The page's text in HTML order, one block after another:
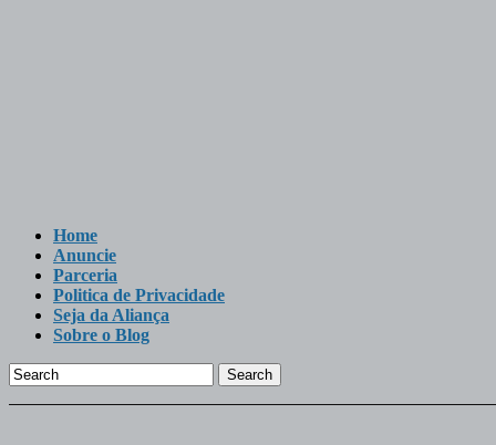
Home
Anuncie
Parceria
Politica de Privacidade
Seja da Aliança
Sobre o Blog
Search